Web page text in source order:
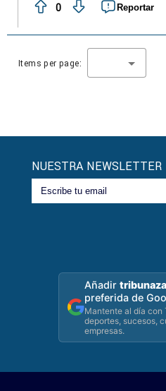
0
Reportar
Items per page:
NUESTRA NEWSLETTER
Añadir
preferida de
Mantente al día con
deportes, sucesos,
empresas.